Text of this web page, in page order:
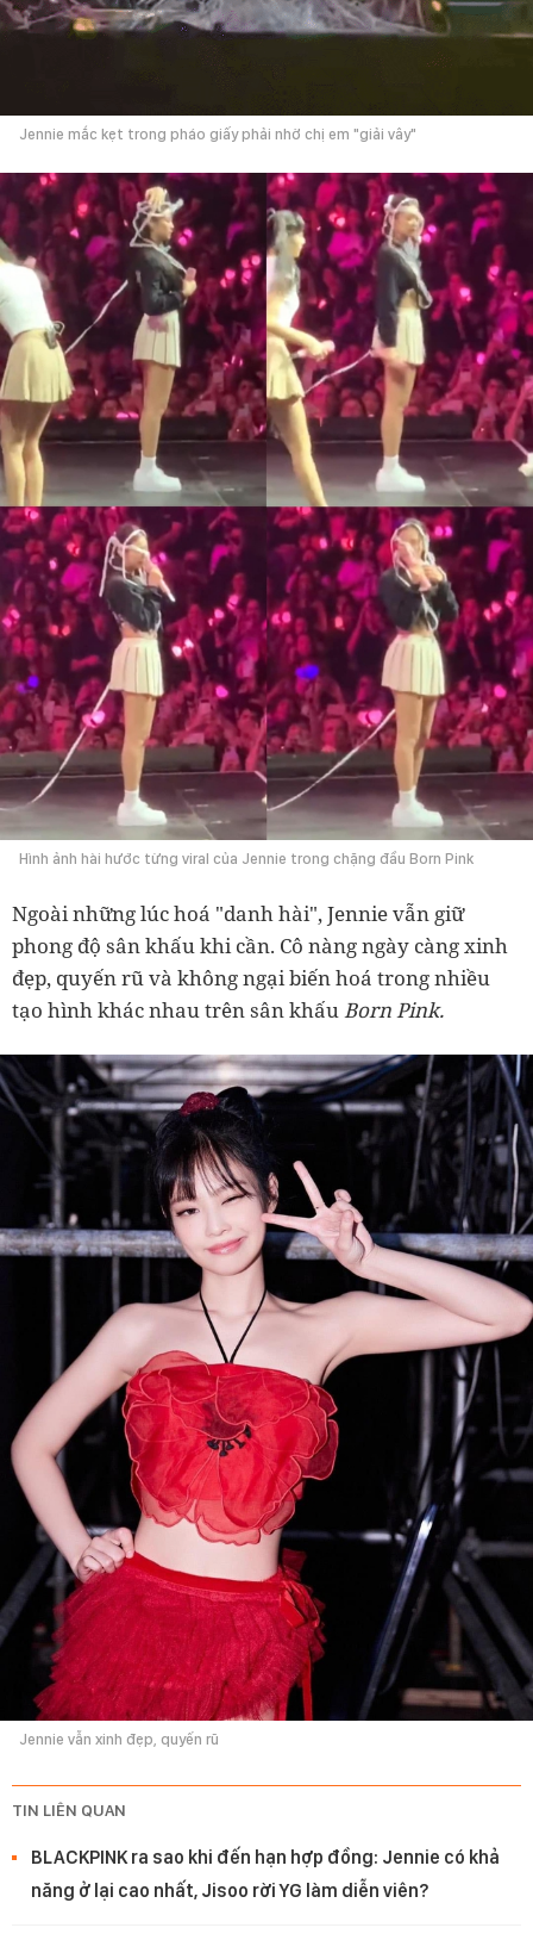
Jennie mắc kẹt trong pháo giấy phải nhờ chị em "giải vây"
Hình ảnh hài hước từng viral của Jennie trong chặng đầu Born Pink
Ngoài những lúc hoá "danh hài", Jennie vẫn giữ
phong độ sân khấu khi cần. Cô nàng ngày càng xinh
đẹp, quyến rũ và không ngại biến hoá trong nhiều
tạo hình khác nhau trên sân khấuBorn Pink.
Jennie vẫn xinh đẹp, quyến rũ
TIN LIÊN QUAN
BLACKPINK ra sao khi đến hạn hợp đồng: Jennie có khả
năng ở lại cao nhất, Jisoo rời YG làm diễn viên?